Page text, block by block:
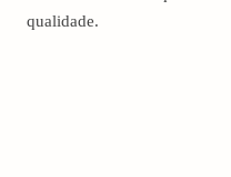
qualidade.